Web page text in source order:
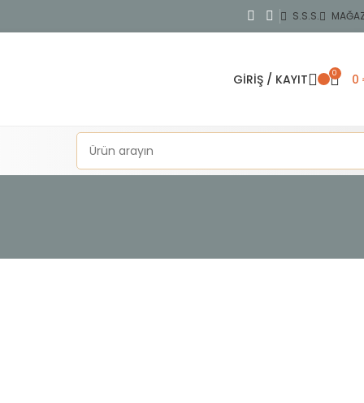
S.S.S.
GIRIŞ / KAYIT 0 0